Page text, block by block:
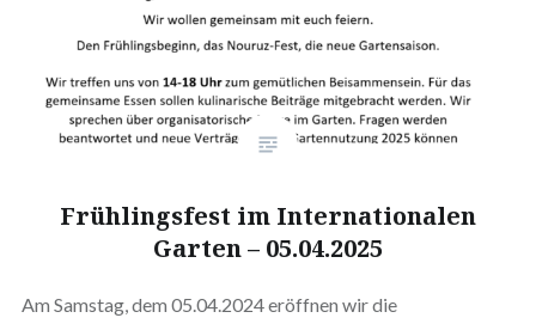
Frühlingsfest im Internationalen
Garten – 05.04.2025
Am Samstag, dem 05.04.2024 eröffnen wir die